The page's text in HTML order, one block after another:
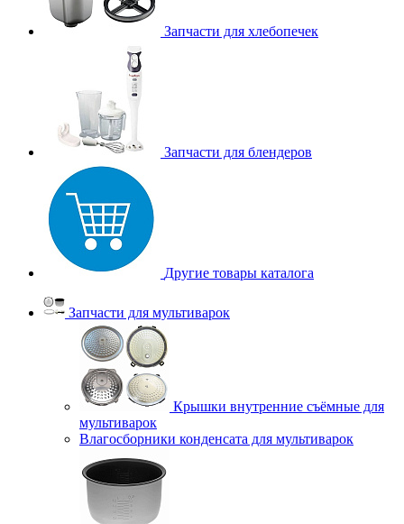
Запчасти для хлебопечек
Запчасти для блендеров
Другие товары каталога
Запчасти для мультиварок
Крышки внутренние съёмные для
мультиварок
Влагосборники конденсата для мультиварок